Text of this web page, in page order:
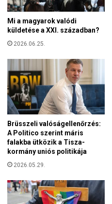
t
é
t
’
A
r
c
n
e
p
e
Mi a magyarok valódi
küldetése a XXI. században?
2026.06.25.
Brüsszeli valóságellenőrzés:
A Politico szerint máris
falakba ütközik a Tisza-
kormány uniós politikája
2026.05.29.